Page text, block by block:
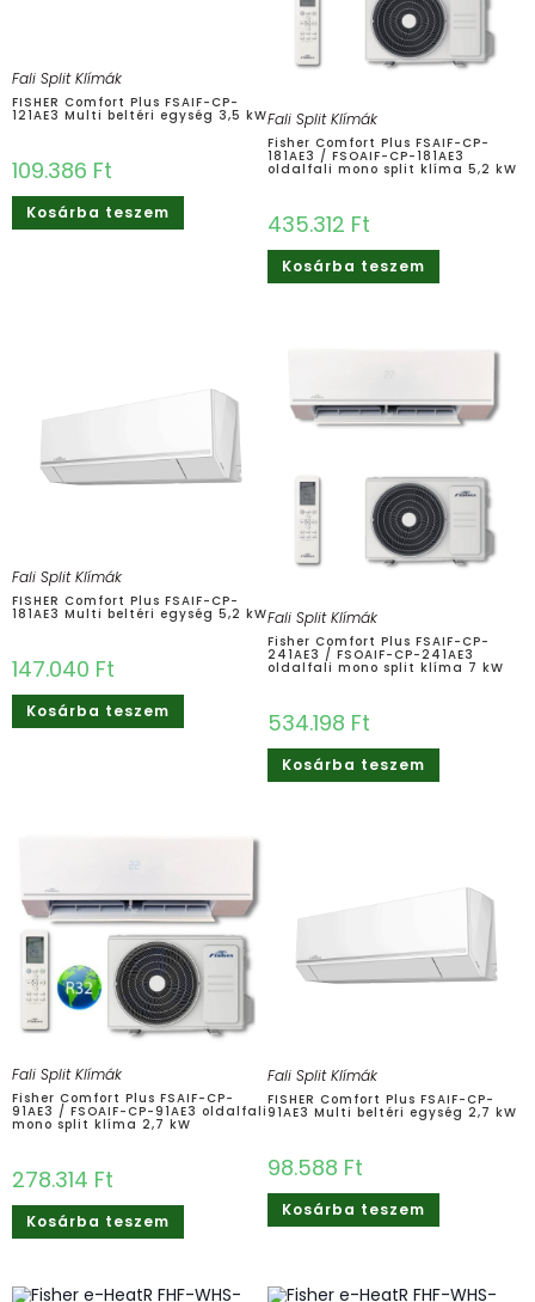
Fali Split Klímák
FISHER Comfort Plus FSAIF-CP-
121AE3 Multi beltéri egység 3,5 kW
109.386 Ft
Kosárba teszem
Fali Split Klímák
Fisher Comfort Plus FSAIF-CP-
181AE3 / FSOAIF-CP-181AE3
oldalfali mono split klíma 5,2 kW
435.312 Ft
Kosárba teszem
Fali Split Klímák
FISHER Comfort Plus FSAIF-CP-
181AE3 Multi beltéri egység 5,2 kW
147.040 Ft
Kosárba teszem
Fali Split Klímák
Fisher Comfort Plus FSAIF-CP-
241AE3 / FSOAIF-CP-241AE3
oldalfali mono split klíma 7 kW
534.198 Ft
Kosárba teszem
Fali Split Klímák
Fisher Comfort Plus FSAIF-CP-
91AE3 / FSOAIF-CP-91AE3 oldalfali
mono split klíma 2,7 kW
278.314 Ft
Kosárba teszem
Fali Split Klímák
FISHER Comfort Plus FSAIF-CP-
91AE3 Multi beltéri egység 2,7 kW
98.588 Ft
Kosárba teszem